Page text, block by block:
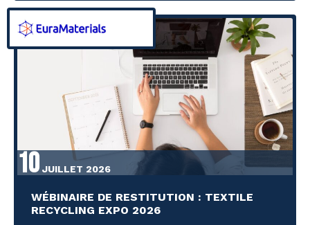
10 JUILLET 2026
WÉBINAIRE DE RESTITUTION : TEXTILE
RECYCLING EXPO 2026